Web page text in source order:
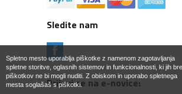
Sledite nam
Prijavi se na e-novice:
Spletno mesto uporablja piškotke z namenom zagotavljanja
spletne storitve, oglasnih sistemov in funkcionalnosti, ki jih
piškotkov ne bi mogli nuditi. Z obiskom in uporabo spletnega
mesta soglašaš s piškotki.